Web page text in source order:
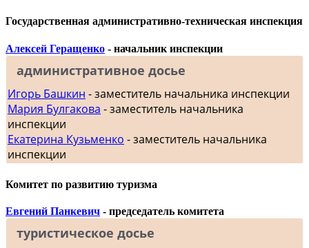
Государственная административно-техническая инспекция
Алексей Геращенко - начальник инспекции
административное досье
Игорь Башкин - заместитель начальника инспекции
Мария Булгакова - заместитель начальника
инспекции
Екатерина Кузьменко - заместитель начальника
инспекции
Комитет по развитию туризма
Евгений Панкевич - председатель комитета
туристическое досье